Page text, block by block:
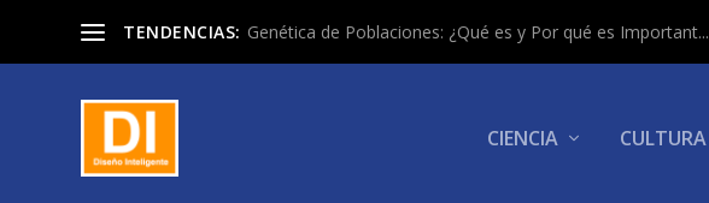
TENDENCIAS: Genética de Poblaciones: ¿Qué es y Por qué es Important...
CIENCIA CULTURA